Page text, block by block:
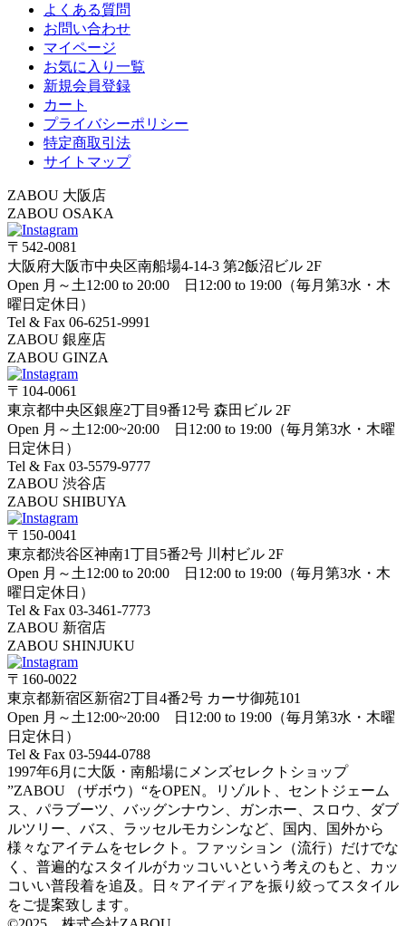
よくある質問
お問い合わせ
マイページ
お気に入り一覧
新規会員登録
カート
プライバシーポリシー
特定商取引法
サイトマップ
ZABOU 大阪店
ZABOU OSAKA
〒542-0081
大阪府大阪市中央区南船場4-14-3 第2飯沼ビル 2F
Open 月～土12:00 to 20:00 日12:00 to 19:00（毎月第3水・木
曜日定休日）
Tel & Fax 06-6251-9991
ZABOU 銀座店
ZABOU GINZA
〒104-0061
東京都中央区銀座2丁目9番12号 森田ビル 2F
Open 月～土12:00~20:00 日12:00 to 19:00（毎月第3水・木曜
日定休日）
Tel & Fax 03-5579-9777
ZABOU 渋谷店
ZABOU SHIBUYA
〒150-0041
東京都渋谷区神南1丁目5番2号 川村ビル 2F
Open 月～土12:00 to 20:00 日12:00 to 19:00（毎月第3水・木
曜日定休日）
Tel & Fax 03-3461-7773
ZABOU 新宿店
ZABOU SHINJUKU
〒160-0022
東京都新宿区新宿2丁目4番2号 カーサ御苑101
Open 月～土12:00~20:00 日12:00 to 19:00（毎月第3水・木曜
日定休日）
Tel & Fax 03-5944-0788
1997年6月に大阪・南船場にメンズセレクトショップ
”ZABOU （ザボウ）“をOPEN。リゾルト、セントジェーム
ス、パラブーツ、バッグンナウン、ガンホー、スロウ、ダブ
ルツリー、バス、ラッセルモカシンなど、国内、国外から
様々なアイテムをセレクト。ファッション（流行）だけでな
く、普遍的なスタイルがカッコいいという考えのもと、カッ
コいい普段着を追及。日々アイディアを振り絞ってスタイル
をご提案致します。